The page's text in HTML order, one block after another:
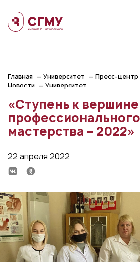
Главная Университет Пресс-центр
Новости
Университет
«Ступень к вершине
профессионального
мастерства – 2022»
22 апреля 2022